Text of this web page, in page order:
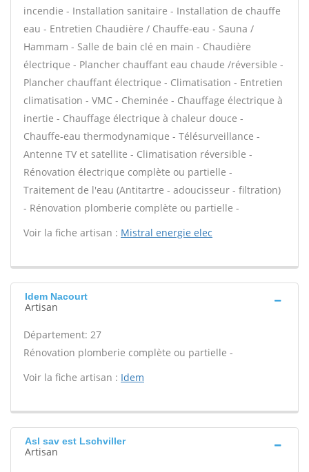
incendie - Installation sanitaire - Installation de chauffe
eau - Entretien Chaudière / Chauffe-eau - Sauna /
Hammam - Salle de bain clé en main - Chaudière
électrique - Plancher chauffant eau chaude /réversible -
Plancher chauffant électrique - Climatisation - Entretien
climatisation - VMC - Cheminée - Chauffage électrique à
inertie - Chauffage électrique à chaleur douce -
Chauffe-eau thermodynamique - Télésurveillance -
Antenne TV et satellite - Climatisation réversible -
Rénovation électrique complète ou partielle -
Traitement de l'eau (Antitartre - adoucisseur - filtration)
- Rénovation plomberie complète ou partielle -
Voir la fiche artisan : Mistral energie elec
Idem Nacourt
Artisan
Département: 27
Rénovation plomberie complète ou partielle -
Voir la fiche artisan : Idem
Asl sav est Lschviller
Artisan